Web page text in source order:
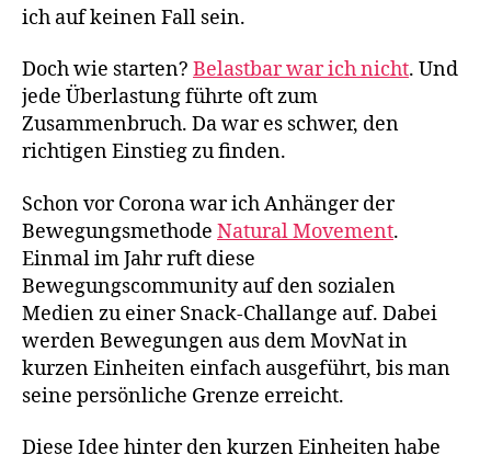
ich auf keinen Fall sein.
Doch wie starten? Belastbar war ich nicht. Und
jede Überlastung führte oft zum
Zusammenbruch. Da war es schwer, den
richtigen Einstieg zu finden.
Schon vor Corona war ich Anhänger der
Bewegungsmethode Natural Movement.
Einmal im Jahr ruft diese
Bewegungscommunity auf den sozialen
Medien zu einer Snack-Challange auf. Dabei
werden Bewegungen aus dem MovNat in
kurzen Einheiten einfach ausgeführt, bis man
seine persönliche Grenze erreicht.
Diese Idee hinter den kurzen Einheiten habe